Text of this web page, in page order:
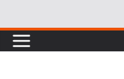
to
content